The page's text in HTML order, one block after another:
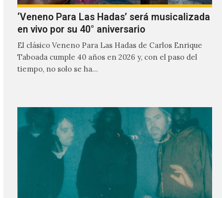
‘Veneno Para Las Hadas’ será musicalizada
en vivo por su 40° aniversario
El clásico Veneno Para Las Hadas de Carlos Enrique
Taboada cumple 40 años en 2026 y, con el paso del
tiempo, no solo se ha…